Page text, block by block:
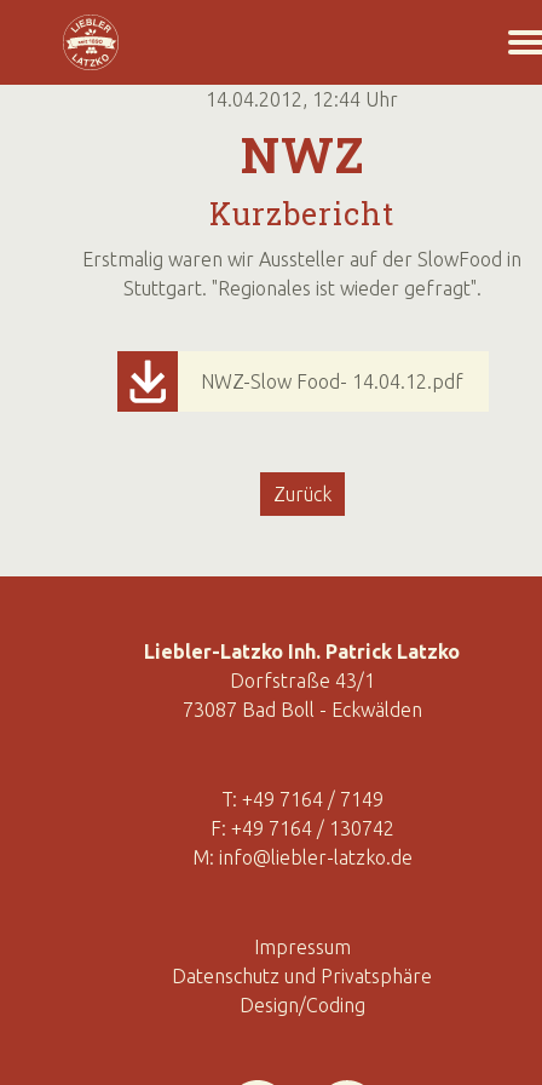
14.04.2012, 12:44 Uhr
NWZ
Kurzbericht
Erstmalig waren wir Aussteller auf der SlowFood in
Stuttgart. "Regionales ist wieder gefragt".
NWZ-Slow Food- 14.04.12.pdf
Zurück
Liebler-Latzko Inh. Patrick Latzko
Dorfstraße 43/1
73087 Bad Boll - Eckwälden
T: +49 7164 / 7149
F: +49 7164 / 130742
M: info@liebler-latzko.de
Impressum
Datenschutz und Privatsphäre
Design/Coding